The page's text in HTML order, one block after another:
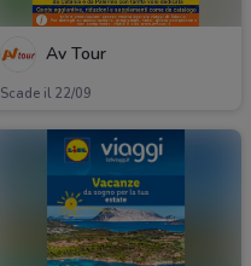
Av Tour
Scade il 22/09